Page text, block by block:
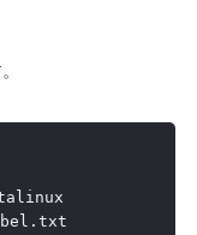
. txt